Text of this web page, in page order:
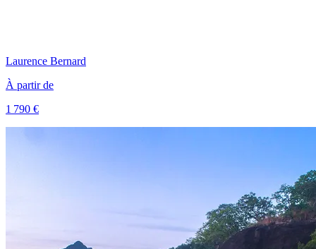
Laurence Bernard
À partir de
1 790 €